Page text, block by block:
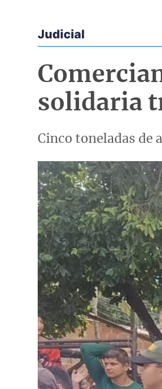
Econoticias y Eventos
Judicial
solidaria
Cinco toneladas de
Imagen